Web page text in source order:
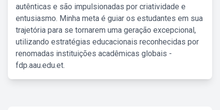
autênticas e são impulsionadas por criatividade e
entusiasmo. Minha meta é guiar os estudantes em sua
trajetória para se tornarem uma geração excepcional,
utilizando estratégias educacionais reconhecidas por
renomadas instituições acadêmicas globais -
fdp.aau.edu.et.